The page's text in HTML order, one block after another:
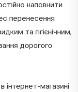
наповнити
перенесення
та гігієнічним,
дорогого
магазині